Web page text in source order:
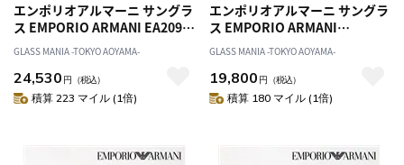
エンポリオアルマーニ サングラ
ス EMPORIO ARMANI EA2097
320587
GLASS MANIA -TOKYO AOYAMA-
24,530 円 （税込）
積算 223 マイル (1倍)
エンポリオアルマーニ サングラ
ス EMPORIO ARMANI
EA4132F 501787
GLASS MANIA -TOKYO AOYAMA-
19,800 円 （税込）
積算 180 マイル (1倍)